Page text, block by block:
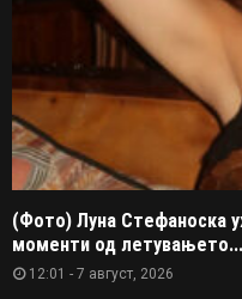
(Фото) Луна Стефаноска
моменти од летувањето...
12:01 - 7 август, 2026